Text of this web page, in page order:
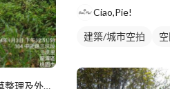
墓園保養樹木修剪割草整理及外牆清潔
Ciao,Pie!
建築/城市空拍